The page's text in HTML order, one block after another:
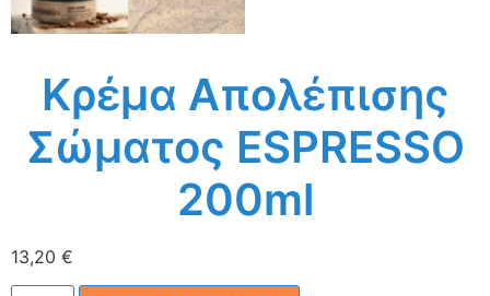
Κρέμα Απολέπισης
Σώματος ESPRESSO
200ml
13,20 €